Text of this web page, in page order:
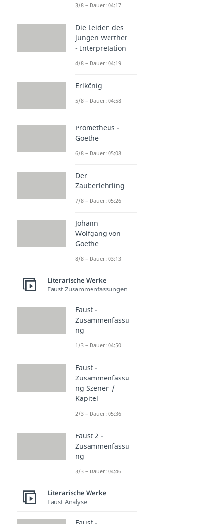
3/8 – Dauer: 04:17
Die Leiden des
jungen Werther
- Interpretation
4/8 – Dauer: 04:19
Erlkönig
5/8 – Dauer: 04:58
Prometheus -
Goethe
6/8 – Dauer: 05:08
Der
Zauberlehrling
7/8 – Dauer: 05:26
Johann
Wolfgang von
Goethe
8/8 – Dauer: 03:13
Literarische Werke
Faust Zusammenfassungen
Faust -
Zusammenfassu
ng
1/3 – Dauer: 04:50
Faust -
Zusammenfassu
ng Szenen /
Kapitel
2/3 – Dauer: 05:36
Faust 2 -
Zusammenfassu
ng
3/3 – Dauer: 04:46
Literarische Werke
Faust Analyse